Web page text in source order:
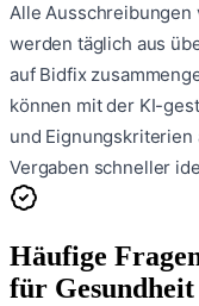
Alle Ausschreibungen
werden täglich aus
auf Bidfix
können mit der KI-
und
Vergaben schneller
Häufige
für Gesundheit